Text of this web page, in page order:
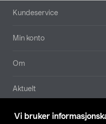
Vi bruker
Bunntekst
Kundeservice
Min konto
Om
Aktuelt
Våre selskaper